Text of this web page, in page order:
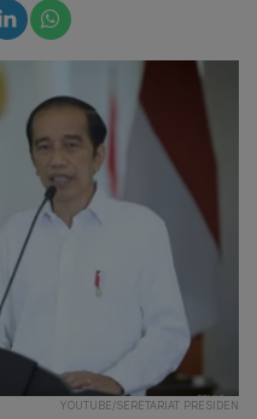
YOUTUBE/SERETARIAT PRESIDEN